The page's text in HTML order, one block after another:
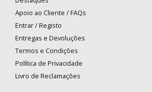
Apoio ao Cliente / FAQs
Entrar / Registo
Entregas e Devoluções
Termos e Condições
Política de Privacidade
Livro de Reclamações